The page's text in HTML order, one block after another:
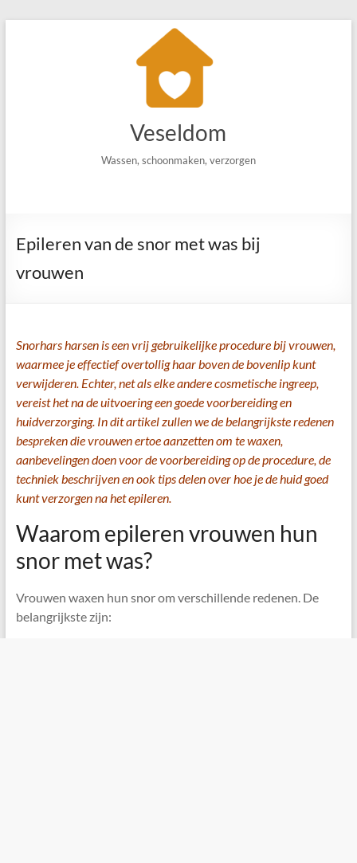
Veseldom
Wassen, schoonmaken, verzorgen
Epileren van de snor met was bij
vrouwen
Snorhars harsen is een vrij gebruikelijke procedure bij vrouwen,
waarmee je effectief overtollig haar boven de bovenlip kunt
verwijderen. Echter, net als elke andere cosmetische ingreep,
vereist het na de uitvoering een goede voorbereiding en
huidverzorging. In dit artikel zullen we de belangrijkste redenen
bespreken die vrouwen ertoe aanzetten om te waxen,
aanbevelingen doen voor de voorbereiding op de procedure, de
techniek beschrijven en ook tips delen over hoe je de huid goed
kunt verzorgen na het epileren.
Waarom epileren vrouwen hun
snor met was?
Vrouwen waxen hun snor om verschillende redenen. De
belangrijkste zijn: